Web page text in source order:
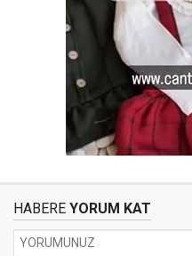
HABERE YORUM KAT